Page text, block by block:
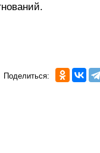
Поделиться: